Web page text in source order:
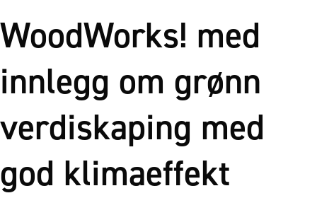
WoodWorks! med
innlegg om grønn
verdiskaping med
god klimaeffekt